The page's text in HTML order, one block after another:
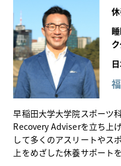
早稲田大学大学院スポーツ
Recovery Adviserを立ち上
して多くのアスリートやス
上をめざした休養サポートを